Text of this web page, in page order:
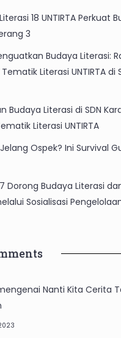
18 UNTIRTA Perkuat
3
Budaya Literasi:
Literasi UNTIRTA di
Budaya Literasi di SDN
Literasi UNTIRTA
Ospek? Ini Survival
Dorong Budaya Literasi
Sosialisasi
Nanti Kita Cerita